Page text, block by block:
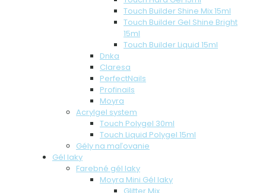
Touch Builder Shine Mix 15ml
Touch Builder Gel Shine Bright
15ml
Touch Builder Liquid 15ml
Dnka
Claresa
PerfectNails
Profinails
Moyra
Acrylgel system
Touch Polygel 30ml
Touch Liquid Polygel 15ml
Gély na maľovanie
Gél laky
Farebné gél laky
Moyra Mini Gél laky